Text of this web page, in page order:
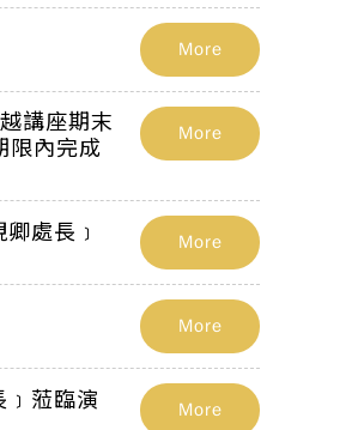
More
講座期末
限內完成
More
處長﹞
More
More
﹞蒞臨演
More